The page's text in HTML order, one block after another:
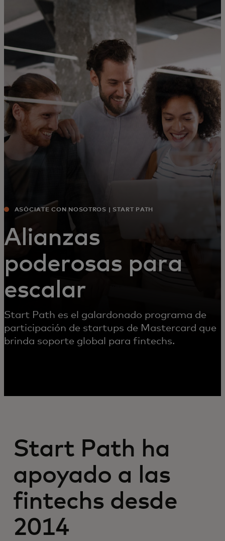
Para ti
Para empresas
Para el mundo
Para innovadores
Noticias y tendencias
ASÓCIATE CON NOSOTROS | START PATH
Alianzas
poderosas para
escalar
Start Path es el galardonado programa de
participación de startups de Mastercard que
brinda soporte global para fintechs.
Start Path ha
apoyado a las
fintechs desde
2014